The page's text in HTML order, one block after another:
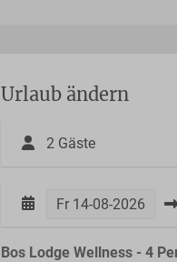
Urlaub ändern
2 Gäste
Fr 14-08-2026
Bos Lodge Wellness - 4